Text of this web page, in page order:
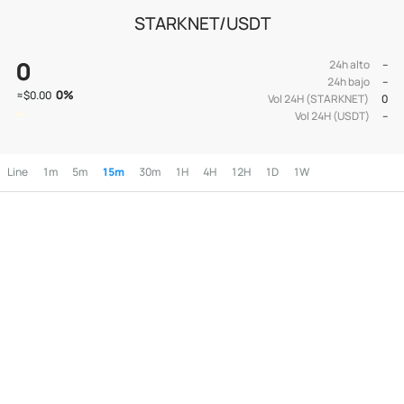
STARKNET/USDT
0
≈$0.00 0%
24h alto
--
24h bajo
--
Vol 24H (STARKNET)
0
Vol 24H (USDT)
--
Line 1m 5m 15m 30m 1H 4H 12H 1D 1W